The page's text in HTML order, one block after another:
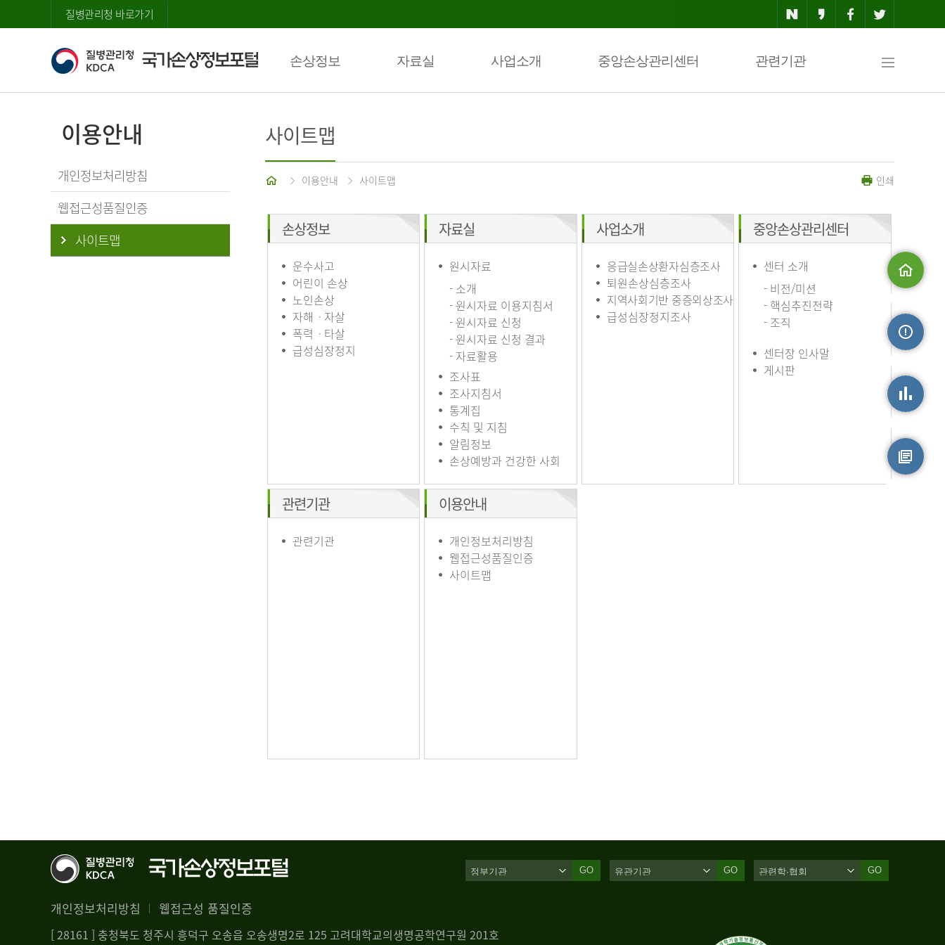
질병관리청 바로가기
손상정보 자료실 사업소개 중앙손상관리센터 관련기관
맵
이용안내
개인정보처리방침
웹접근성품질인증
사이트맵
사이트맵
홈 이용안내 사이트맵 인쇄
손상정보
운수사고
어린이 손상
노인손상
자해ㆍ자살
폭력ㆍ타살
급성심장정지
자료실
원시자료
- 소개
- 원시자료 이용지침서
- 원시자료 신청
- 원시자료 신청 결과
- 자료활용
조사표
조사지침서
통계집
수칙 및 지침
알림정보
손상예방과 건강한 사회
사업소개
응급실손상환자심층조사
퇴원손상심층조사
지역사회기반 중증외상조사
급성심장정지조사
중앙손상관리센터
센터 소개
- 비전/미션
- 핵심추진전략
- 조직
센터장 인사말
게시판
관련기관
관련기관
이용안내
개인정보처리방침
웹접근성품질인증
사이트맵
개인정보처리방침 웹접근성 품질인증
GO GO GO
[ 28161 ] 충청북도 청주시 흥덕구 오송읍 오송생명2로 125 고려대학교의생명공학연구원 201호
메인으로
원시자료